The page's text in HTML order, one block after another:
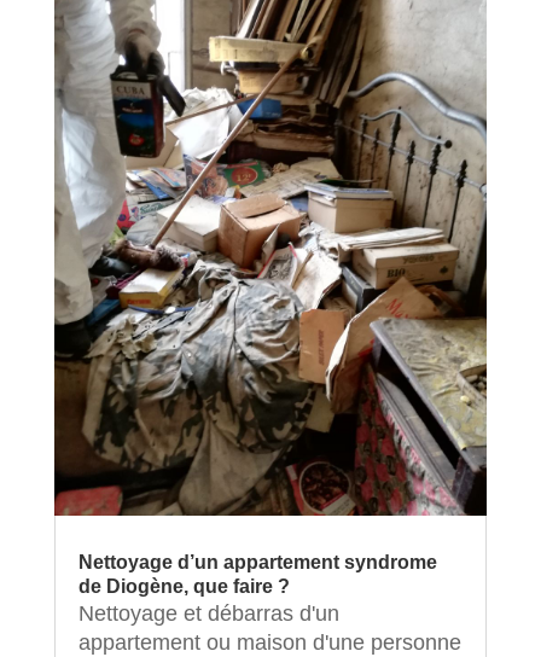
Nettoyage d’un appartement syndrome
de Diogène, que faire ?
Nettoyage et débarras d'un
appartement ou maison d'une personne